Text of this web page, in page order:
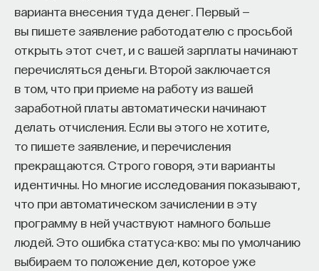
варианта внесения туда денег. Первый —
вы пишете заявление работодателю с просьбой
открыть этот счет, и с вашей зарплаты начинают
перечисляться деньги. Второй заключается
в том, что при приеме на работу из вашей
заработной платы автоматически начинают
делать отчисления. Если вы этого не хотите,
то пишете заявление, и перечисления
прекращаются. Строго говоря, эти варианты
идентичны. Но многие исследования показывают,
что при автоматическом зачислении в эту
программу в ней участвуют намного больше
людей. Это ошибка статуса-кво: мы по умолчанию
выбираем то положение дел, которое уже